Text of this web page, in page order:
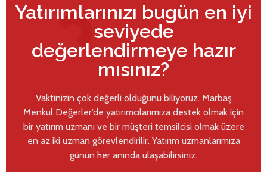
Yatırımlarınızı bugün en iyi
seviyede
değerlendirmeye hazır
mısınız?
Vaktinizin çok değerli olduğunu biliyoruz. Marbaş
Menkul Değerler’de yatırımcılarımıza destek olmak için
bir yatırım uzmanı ve bir müşteri temsilcisi olmak üzere
en az iki uzman görevlendirilir. Yatırım uzmanlarımıza
günün her anında ulaşabilirsiniz.